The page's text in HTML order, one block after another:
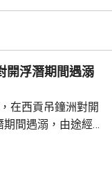
開浮潛期間遇溺
在西貢吊鐘洲對開
間遇溺，由途經船